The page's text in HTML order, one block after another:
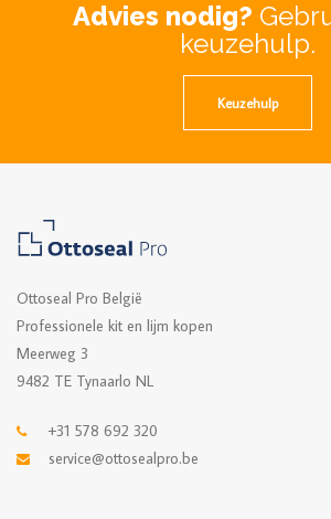
Advies nodig?
keuzehulp.
Keuzehulp
Ottoseal Pro België
Professionele kit en lijm kopen
Meerweg 3
9482 TE Tynaarlo NL
+31 578 692 320
service@ottosealpro.be